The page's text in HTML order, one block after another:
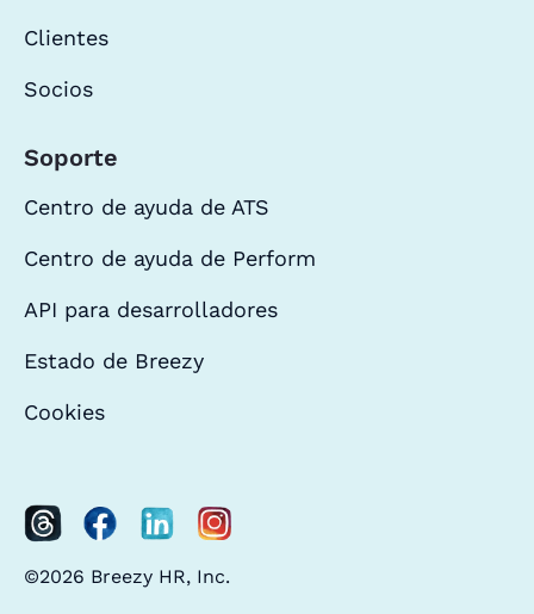
Clientes
Socios
Soporte
Centro de ayuda de ATS
Centro de ayuda de Perform
API para desarrolladores
Estado de Breezy
Cookies
©2026 Breezy HR, Inc.